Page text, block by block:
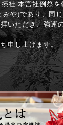
社 本宮社例祭を
や)であり、同
いただき、強運
申し上げます。